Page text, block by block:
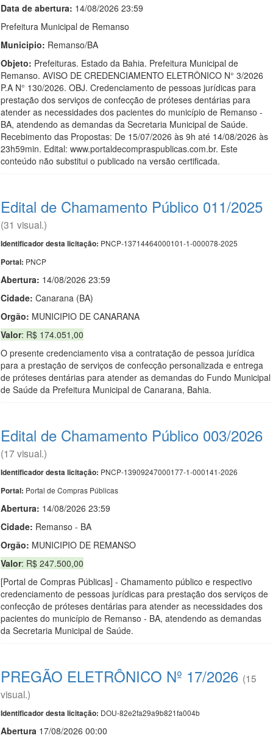
Data de abertura: 14/08/2026 23:59
Prefeitura Municipal de Remanso
Municipio: Remanso/BA
Objeto: Prefeituras. Estado da Bahia. Prefeitura Municipal de
Remanso. AVISO DE CREDENCIAMENTO ELETRÔNICO N° 3/2026
P.A N° 130/2026. OBJ. Credenciamento de pessoas jurídicas para
prestação dos serviços de confecção de próteses dentárias para
atender as necessidades dos pacientes do município de Remanso -
BA, atendendo as demandas da Secretaria Municipal de Saúde.
Recebimento das Propostas: De 15/07/2026 às 9h até 14/08/2026 às
23h59min. Edital: www.portaldecompraspublicas.com.br. Este
conteúdo não substitui o publicado na versão certificada.
Edital de Chamamento Público 011/2025
(31 visual.)
Identificador desta licitação: PNCP-13714464000101-1-000078-2025
Portal: PNCP
Abertura: 14/08/2026 23:59
Cidade: Canarana (BA)
Orgão: MUNICIPIO DE CANARANA
Valor: R$ 174.051,00
O presente credenciamento visa a contratação de pessoa jurídica
para a prestação de serviços de confecção personalizada e entrega
de próteses dentárias para atender as demandas do Fundo Municipal
de Saúde da Prefeitura Municipal de Canarana, Bahia.
Edital de Chamamento Público 003/2026
(17 visual.)
Identificador desta licitação: PNCP-13909247000177-1-000141-2026
Portal: Portal de Compras Públicas
Abertura: 14/08/2026 23:59
Cidade: Remanso - BA
Orgão: MUNICIPIO DE REMANSO
Valor: R$ 247.500,00
[Portal de Compras Públicas] - Chamamento público e respectivo
credenciamento de pessoas jurídicas para prestação dos serviços de
confecção de próteses dentárias para atender as necessidades dos
pacientes do município de Remanso - BA, atendendo as demandas
da Secretaria Municipal de Saúde.
PREGÃO ELETRÔNICO Nº 17/2026 (15
visual.)
Identificador desta licitação: DOU-82e2fa29a9b821fa004b
Abertura 17/08/2026 00:00